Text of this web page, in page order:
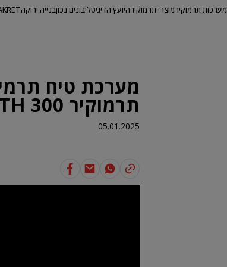
מערכות תרמוקירמוצרי תרמוקירהיועץ הדיגיטליבונים נכוןבנייה ירוקה
מערכת טיח תרמי
תרמוקיר TH 200 / TH 300
05.01.2025